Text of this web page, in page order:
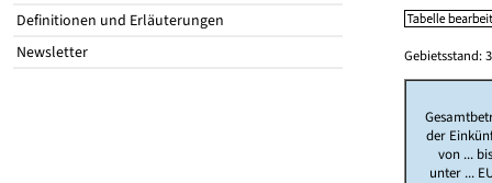
Definitionen und Erläuterungen
Newsletter
Gebietsstand:
der
von ...
unter ...